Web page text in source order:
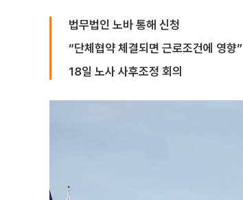
법무법인 노바 통해 신청
“단체협약 체결되면 근로조건에 영향”
18일 노사 사후조정 회의